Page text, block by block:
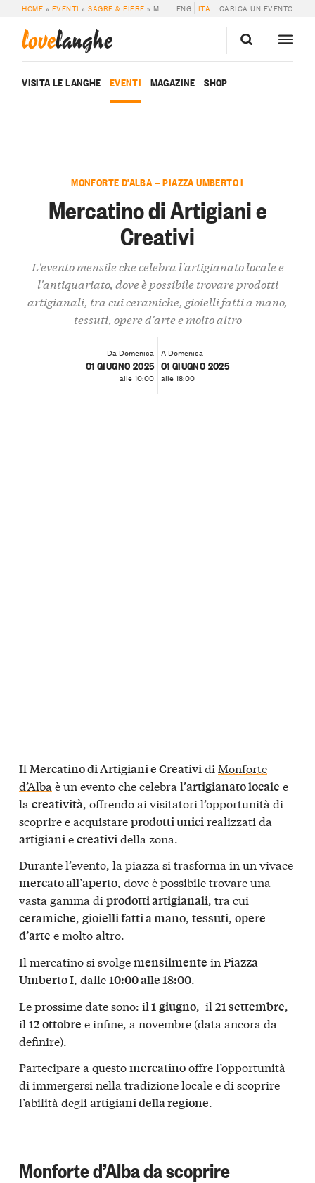
HOME » EVENTI »SAGRE & FIERE » MERCATINO DI ARTIGIANI E CREATIVI ENG ITA CARICA UN EVENTO
lovelanghe
VISITA LE LANGHE EVENTI MAGAZINE SHOP
MONFORTE D’ALBA — PIAZZA UMBERTO I
Mercatino di Artigiani e
Creativi
L'evento mensile che celebra l'artigianato locale e
l'antiquariato, dove è possibile trovare prodotti
artigianali, tra cui ceramiche, gioielli fatti a mano,
tessuti, opere d'arte e molto altro
Da Domenica
01 GIUGNO 2025
alle 10:00
A Domenica
01 GIUGNO 2025
alle 18:00
Il Mercatino di Artigiani e Creatividi Monforte
d’Alba è un evento che celebra l’artigianato locale e
la creatività, offrendo ai visitatori l’opportunità di
scoprire e acquistareprodotti unicirealizzati da
artigianiecreatividella zona.
Durante l’evento, la piazza si trasforma in un vivace
mercato all’aperto, dove è possibile trovare una
vasta gamma di prodotti artigianali, tra cui
ceramiche, gioielli fatti a mano, tessuti, opere
d’arte e molto altro.
Il mercatino si svolgemensilmente in Piazza
Umberto I, dalle10:00 alle 18:00.
Le prossime date sono: il1giugno, il 21 settembre,
il 12 ottobre e infine, a novembre (data ancora da
definire).
Partecipare a questomercatinooffre l’opportunità
di immergersi nella tradizione locale e di scoprire
l’abilità degli artigiani della regione.
Monforte d’Alba da scoprire